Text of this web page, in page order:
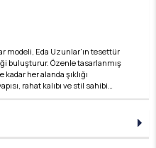
modeli, Eda Uzunlar'ın tesettür
buluşturur. Özenle tasarlanmış
her alanda şıklığı
rahat kalıbı ve stil sahibi
sunar. Kumaş kalitesi, Eda
her bir parçası, zamansız
Şıklığı detaylarda arayanlara
taşır.